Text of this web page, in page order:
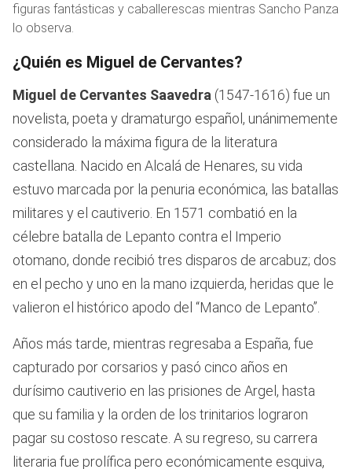
figuras fantásticas y caballerescas mientras Sancho Panza
lo observa.
¿Quién es Miguel de Cervantes?
Miguel de Cervantes Saavedra (1547-1616) fue un
novelista, poeta y dramaturgo español, unánimemente
considerado la máxima figura de la literatura
castellana. Nacido en Alcalá de Henares, su vida
estuvo marcada por la penuria económica, las batallas
militares y el cautiverio. En 1571 combatió en la
célebre batalla de Lepanto contra el Imperio
otomano, donde recibió tres disparos de arcabuz; dos
en el pecho y uno en la mano izquierda, heridas que le
valieron el histórico apodo del “Manco de Lepanto”.
Años más tarde, mientras regresaba a España, fue
capturado por corsarios y pasó cinco años en
durísimo cautiverio en las prisiones de Argel, hasta
que su familia y la orden de los trinitarios lograron
pagar su costoso rescate. A su regreso, su carrera
literaria fue prolífica pero económicamente esquiva,